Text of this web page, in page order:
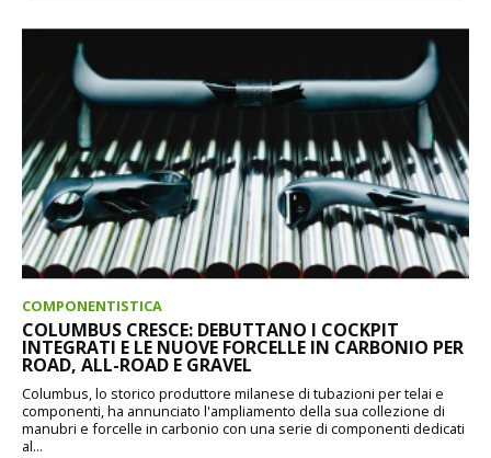
COMPONENTISTICA
COLUMBUS CRESCE: DEBUTTANO I COCKPIT
INTEGRATI E LE NUOVE FORCELLE IN CARBONIO PER
ROAD, ALL-ROAD E GRAVEL
Columbus, lo storico produttore milanese di tubazioni per telai e
componenti, ha annunciato l'ampliamento della sua collezione di
manubri e forcelle in carbonio con una serie di componenti dedicati
al...